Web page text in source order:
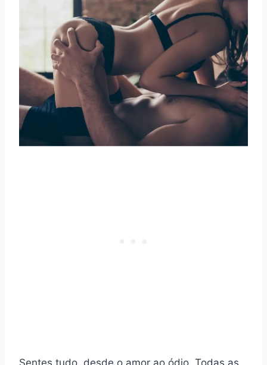
Sentes tudo, desde o amor ao ódio. Todas as